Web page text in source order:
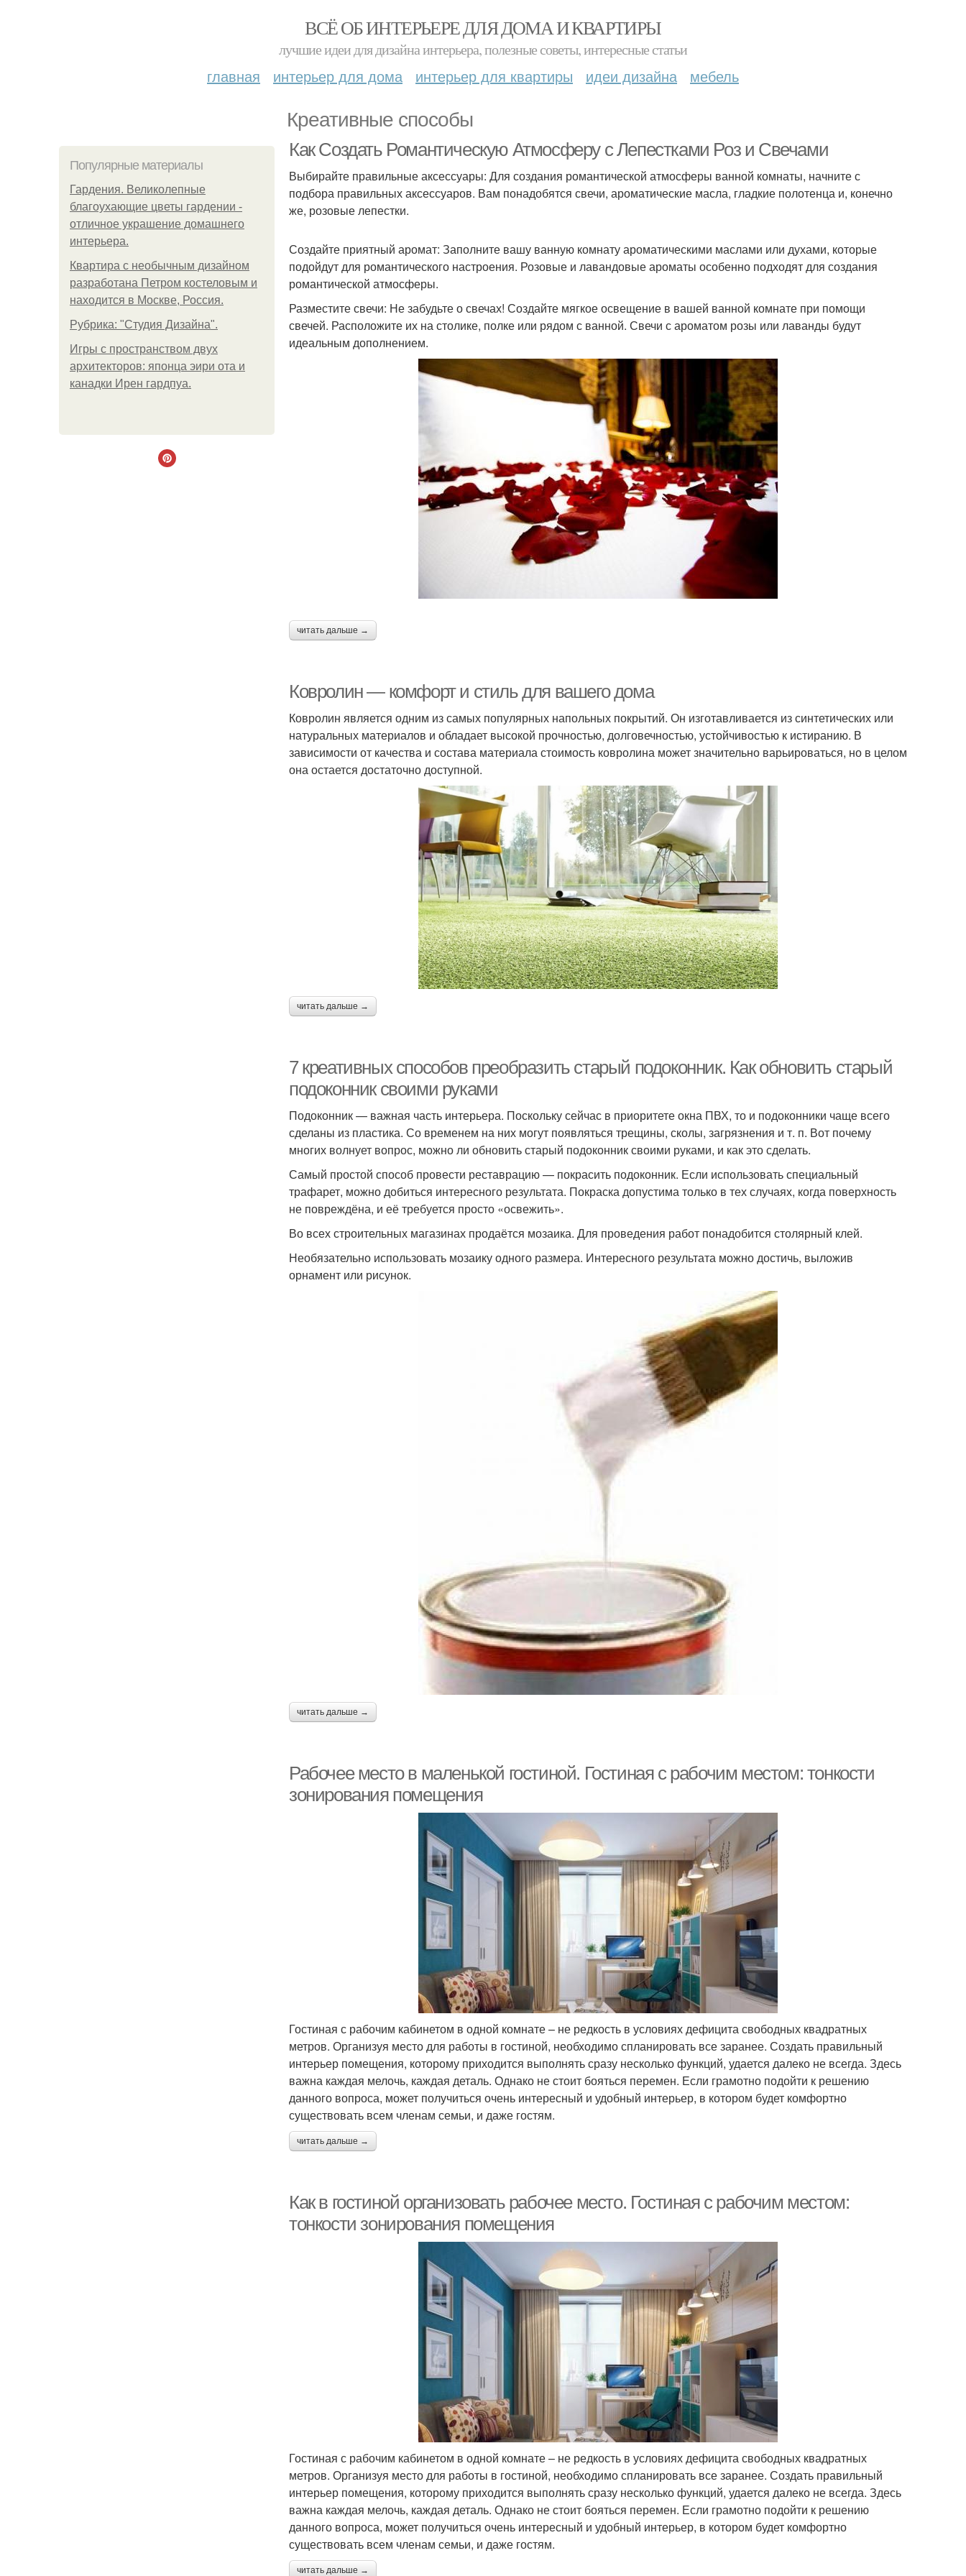
ВСЁ ОБ ИНТЕРЬЕРЕ ДЛЯ ДОМА И КВАРТИРЫ
лучшие идеи для дизайна интерьера, полезные советы, интересные статьи
главная интерьер для дома интерьер для квартиры идеи дизайна мебель
Креативные способы
Популярные материалы
Гардения. Великолепные
благоухающие цветы гардении -
отличное украшение домашнего
интерьера.
Квартира с необычным дизайном
разработана Петром костеловым и
находится в Москве, Россия.
Рубрика: "Студия Дизайна".
Игры с пространством двух
архитекторов: японца эири ота и
канадки Ирен гардпуа.
Как Создать Романтическую Атмосферу с Лепестками Роз и Свечами
Выбирайте правильные аксессуары: Для создания романтической атмосферы ванной комнаты, начните с
подбора правильных аксессуаров. Вам понадобятся свечи, ароматические масла, гладкие полотенца и, конечно
же, розовые лепестки.
Создайте приятный аромат: Заполните вашу ванную комнату ароматическими маслами или духами, которые
подойдут для романтического настроения. Розовые и лавандовые ароматы особенно подходят для создания
романтической атмосферы.
Разместите свечи: Не забудьте о свечах! Создайте мягкое освещение в вашей ванной комнате при помощи
свечей. Расположите их на столике, полке или рядом с ванной. Свечи с ароматом розы или лаванды будут
идеальным дополнением.
читать дальше →
Ковролин — комфорт и стиль для вашего дома
Ковролин является одним из самых популярных напольных покрытий. Он изготавливается из синтетических или
натуральных материалов и обладает высокой прочностью, долговечностью, устойчивостью к истиранию. В
зависимости от качества и состава материала стоимость ковролина может значительно варьироваться, но в целом
она остается достаточно доступной.
читать дальше →
7 креативных способов преобразить старый подоконник. Как обновить старый
подоконник своими руками
Подоконник — важная часть интерьера. Поскольку сейчас в приоритете окна ПВХ, то и подоконники чаще всего
сделаны из пластика. Со временем на них могут появляться трещины, сколы, загрязнения и т. п. Вот почему
многих волнует вопрос, можно ли обновить старый подоконник своими руками, и как это сделать.
Самый простой способ провести реставрацию — покрасить подоконник. Если использовать специальный
трафарет, можно добиться интересного результата. Покраска допустима только в тех случаях, когда поверхность
не повреждёна, и её требуется просто «освежить».
Во всех строительных магазинах продаётся мозаика. Для проведения работ понадобится столярный клей.
Необязательно использовать мозаику одного размера. Интересного результата можно достичь, выложив
орнамент или рисунок.
читать дальше →
Рабочее место в маленькой гостиной. Гостиная с рабочим местом: тонкости
зонирования помещения
Гостиная с рабочим кабинетом в одной комнате – не редкость в условиях дефицита свободных квадратных
метров. Организуя место для работы в гостиной, необходимо спланировать все заранее. Создать правильный
интерьер помещения, которому приходится выполнять сразу несколько функций, удается далеко не всегда. Здесь
важна каждая мелочь, каждая деталь. Однако не стоит бояться перемен. Если грамотно подойти к решению
данного вопроса, может получиться очень интересный и удобный интерьер, в котором будет комфортно
существовать всем членам семьи, и даже гостям.
читать дальше →
Как в гостиной организовать рабочее место. Гостиная с рабочим местом:
тонкости зонирования помещения
Гостиная с рабочим кабинетом в одной комнате – не редкость в условиях дефицита свободных квадратных
метров. Организуя место для работы в гостиной, необходимо спланировать все заранее. Создать правильный
интерьер помещения, которому приходится выполнять сразу несколько функций, удается далеко не всегда. Здесь
важна каждая мелочь, каждая деталь. Однако не стоит бояться перемен. Если грамотно подойти к решению
данного вопроса, может получиться очень интересный и удобный интерьер, в котором будет комфортно
существовать всем членам семьи, и даже гостям.
читать дальше →